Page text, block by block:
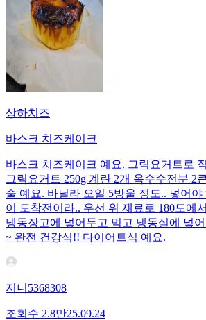
상하치즈
바스크 치즈케이크
바스크 치즈케이크 예요. 그릭요거트로
그릭요거트 250g 계란 2개 옥수수전분 2
술 예요. 바닐라 오일 5방울 정도.. 넣어
이 도착전이라.. 우선 위 재료로 180도에
냉동장고에 넣어두고 먹고 냉동실에 넣
~ 완전 건강식!! 다이어트식 예요.
지니5368308
조회수 2.8만25.09.24